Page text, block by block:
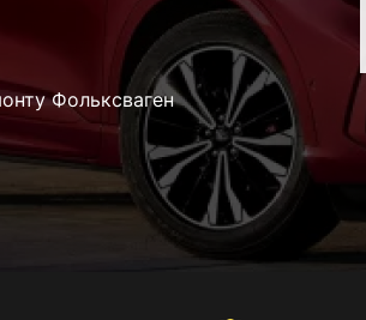
Фольксваген